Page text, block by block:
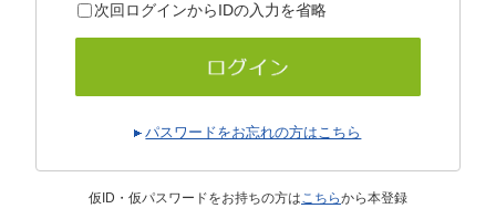
次回ログインからIDの入力を省略
パスワードをお忘れの方はこちら
仮ID・仮パスワードをお持ちの方はこちらから本登録